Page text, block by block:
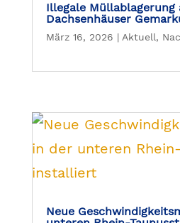
Illegale Müllablagerung
Dachsenhäuser
März 16, 2026 | Aktuell,
Neue